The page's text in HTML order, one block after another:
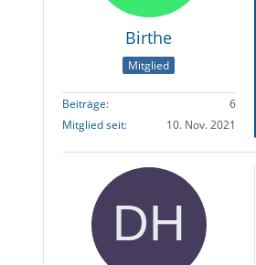
Birthe
Mitglied
Beiträge
6
Mitglied seit
10. Nov. 2021